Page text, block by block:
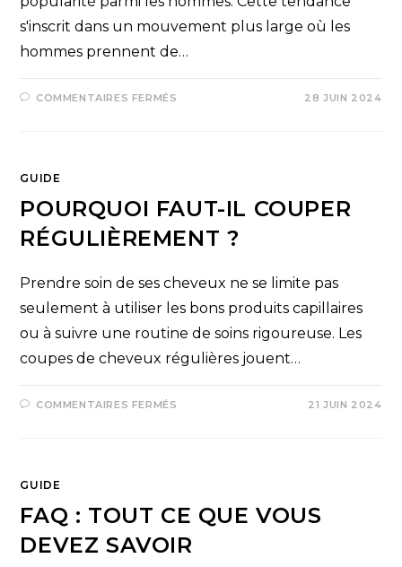
s'inscrit dans un mouvement plus large où les
hommes prennent de…
COMMENTAIRES FERMÉS 28 JUIN 2024
GUIDE
POURQUOI FAUT-IL COUPER
RÉGULIÈREMENT ?
Prendre soin de ses cheveux ne se limite pas
seulement à utiliser les bons produits capillaires
ou à suivre une routine de soins rigoureuse. Les
coupes de cheveux régulières jouent…
COMMENTAIRES FERMÉS 21 JUIN 2024
GUIDE
FAQ : TOUT CE QUE VOUS
DEVEZ SAVOIR